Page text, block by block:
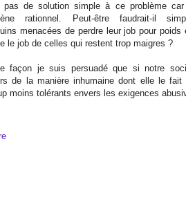
pas de solution simple à ce problème
rationnel. Peut-être faudrait-il
menacées de perdre leur job pour
le job de celles qui restent trop maigres ?
façon je suis persuadé que si notre
de la manière inhumaine dont elle le fait
moins tolérants envers les exigences